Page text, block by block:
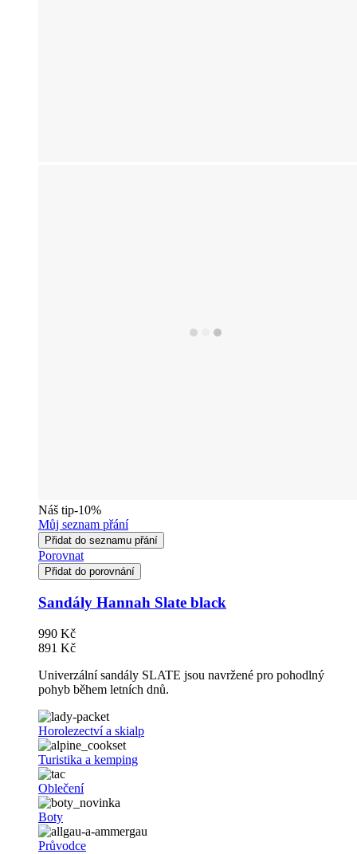
Náš tip-10%
Můj seznam přání
Přidat do seznamu přání
Porovnat
Přidat do porovnání
Sandály Hannah Slate black
990 Kč
891 Kč
Univerzální sandály SLATE jsou navržené pro pohodlný
pohyb během letních dnů.
Horolezectví a skialp
Turistika a kemping
Oblečení
Boty
Průvodce